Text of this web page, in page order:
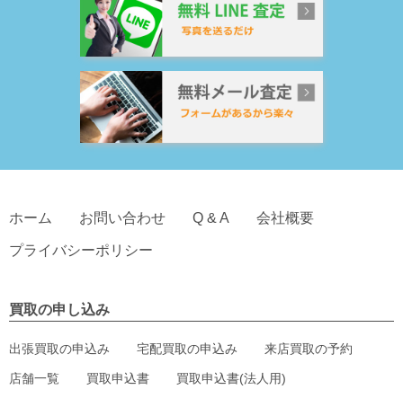
ホーム お問い合わせ Q & A 会社概要
プライバシーポリシー
買取の申し込み
出張買取の申込み 宅配買取の申込み 来店買取の予約
店舗一覧 買取申込書 買取申込書(法人用)